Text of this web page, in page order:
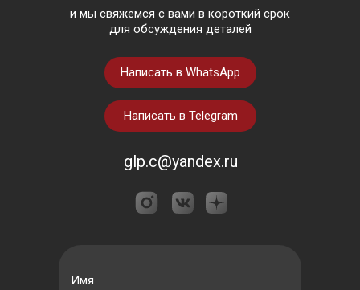
и мы свяжемся с вами в короткий срок
для обсуждения деталей
glp.c@yandex.ru
Имя
Написать в WhatsApp
Написать в Telegram